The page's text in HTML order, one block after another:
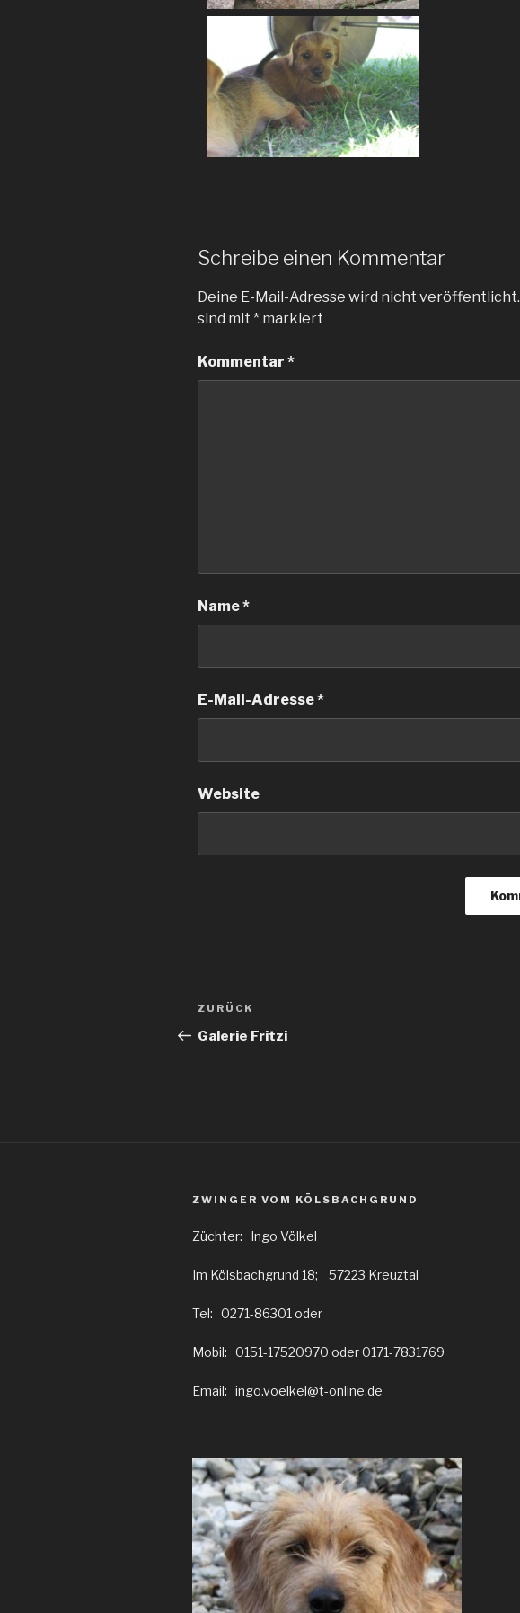
Schreibe einen Kommentar
Deine E-Mail-Adresse wird nicht veröffentlicht.
sind mit * markiert
Kommentar *
Name*
E-Mail-Adresse*
Website
ZURÜCK
Galerie Fritzi
ZWINGER VOM KÖLSBACHGRUND
Züchter: Ingo Völkel
Im Kölsbachgrund 18; 57223 Kreuztal
Tel: 0271-86301 oder
Mobil: 0151-17520970 oder 0171-7831769
Email: ingo.voelkel@t-online.de